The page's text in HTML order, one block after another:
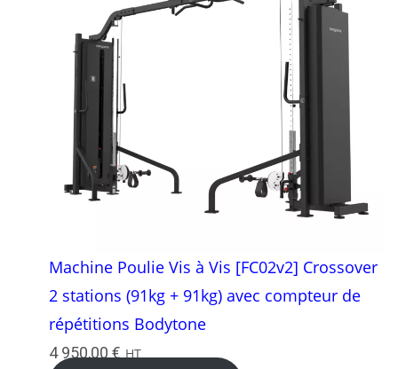
Machine Poulie Vis à Vis [FC02v2] Crossover
2 stations (91kg + 91kg) avec compteur de
répétitions Bodytone
4 950,00 € HT